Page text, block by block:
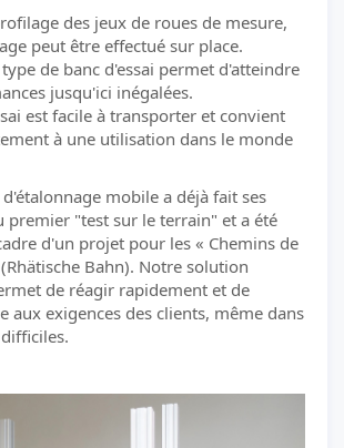
des jeux de roues de mesure,
peut être effectué sur place.
de banc d'essai permet d'atteindre
jusqu'ici inégalées.
est facile à transporter et convient
à une utilisation dans le monde
d'étalonnage mobile a déjà fait ses
premier "test sur le terrain" et a été
d'un projet pour les « Chemins de
Bahn). Notre solution
de réagir rapidement et de
aux exigences des clients, même dans